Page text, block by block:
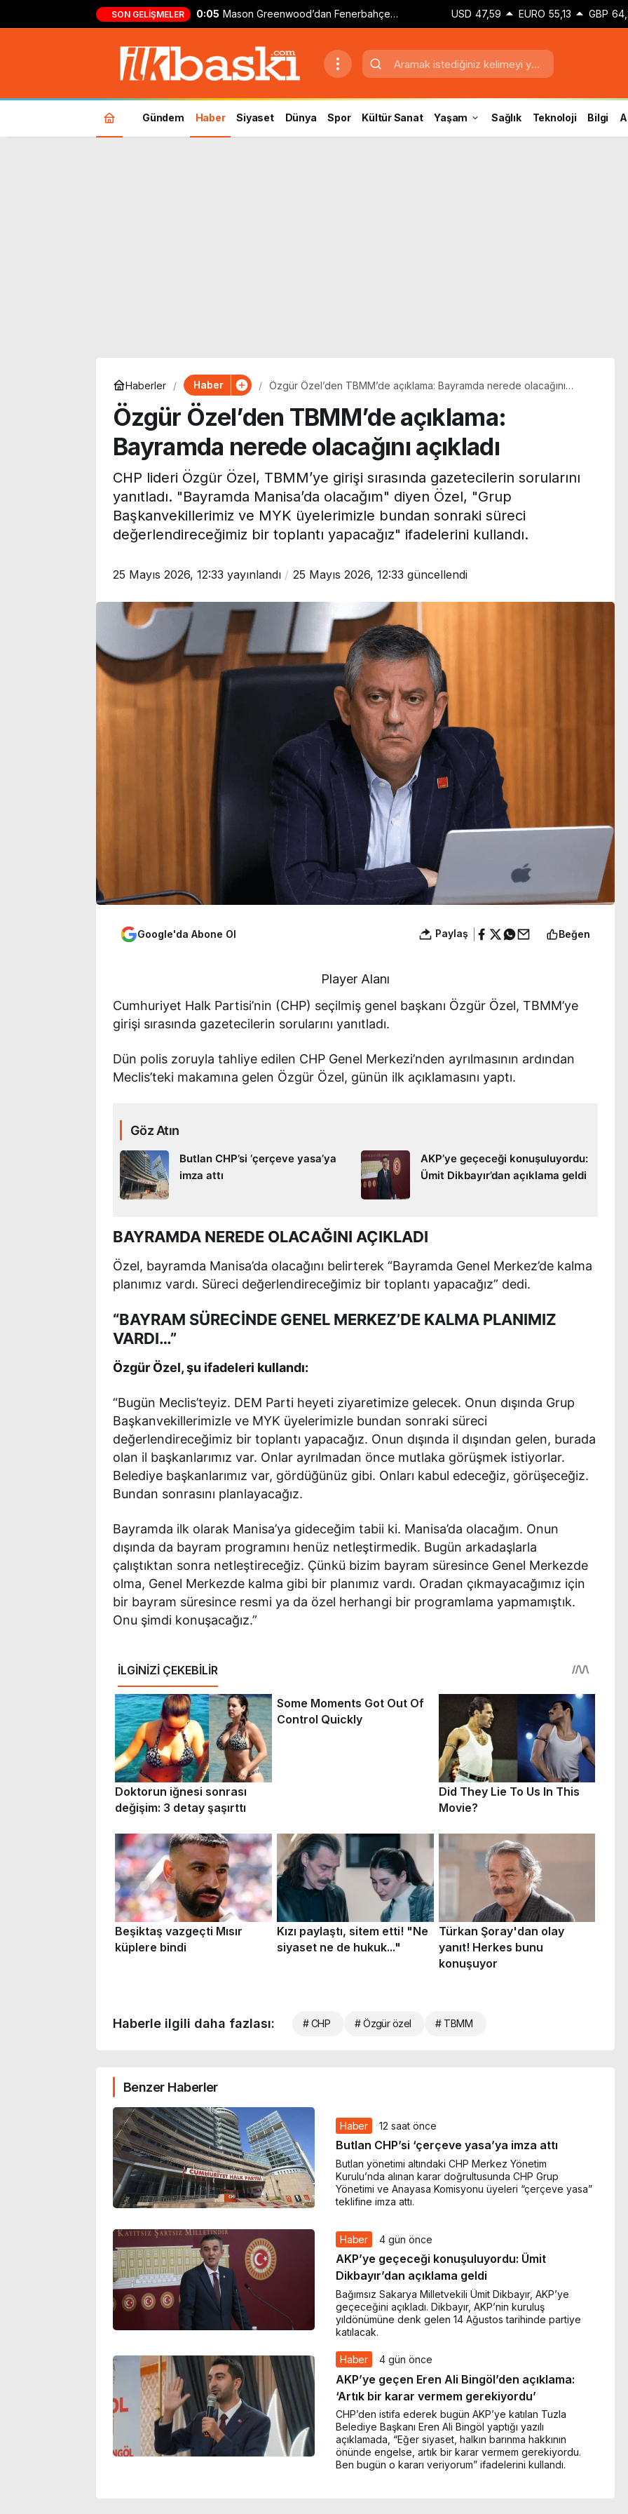
SON GELIŞMELER 0:05 Mason Greenwood’dan Fenerbahçe USD 47,59 EURO 55,13 GBP
Gündem Haber Siyaset Dünya Spor Kültür Sanat Yaşam Sağlık Teknoloji Bilgi
Haberler Haber
Özgür Özel’den TBMM’de açıklama: Bayramda nerede olacağını
Özgür Özel’den TBMM’de açıklama:
Bayramda nerede olacağını açıkladı
CHP lideri Özgür Özel, TBMM’ye girişi sırasında gazetecilerin sorularını
yanıtladı. "Bayramda Manisa’da olacağım" diyen Özel, "Grup
Başkanvekillerimiz ve MYK üyelerimizle bundan sonraki süreci
değerlendireceğimiz bir toplantı yapacağız" ifadelerini kullandı.
25 Mayıs 2026, 12:33 yayınlandı 25 Mayıs 2026, 12:33 güncellendi
Google'da Abone Ol Paylaş Beğen
Player Alanı
Cumhuriyet Halk Partisi’nin (CHP) seçilmiş genel başkanı Özgür Özel, TBMM’ye
girişi sırasında gazetecilerin sorularını yanıtladı.
Dün polis zoruyla tahliye edilen CHP Genel Merkezi’nden ayrılmasının ardından
Meclis’teki makamına gelen Özgür Özel, günün ilk açıklamasını yaptı.
Göz Atın
Butlan CHP’si ‘çerçeve yasa’ya
imza attı
AKP’ye geçeceği konuşuluyordu:
Ümit Dikbayır’dan açıklama geldi
BAYRAMDA NEREDE OLACAĞINI AÇIKLADI
Özel, bayramda Manisa’da olacağını belirterek “Bayramda Genel Merkez’de kalma
planımız vardı. Süreci değerlendireceğimiz bir toplantı yapacağız” dedi.
“BAYRAM SÜRECİNDE GENEL MERKEZ’DE KALMA PLANIMIZ
VARDI…”
Özgür Özel, şu ifadeleri kullandı:
“Bugün Meclis’teyiz. DEM Parti heyeti ziyaretimize gelecek. Onun dışında Grup
Başkanvekillerimizle ve MYK üyelerimizle bundan sonraki süreci
değerlendireceğimiz bir toplantı yapacağız. Onun dışında il dışından gelen, burada
olan il başkanlarımız var. Onlar ayrılmadan önce mutlaka görüşmek istiyorlar.
Belediye başkanlarımız var, gördüğünüz gibi. Onları kabul edeceğiz, görüşeceğiz.
Bundan sonrasını planlayacağız.
Bayramda ilk olarak Manisa’ya gideceğim tabii ki. Manisa’da olacağım. Onun
dışında da bayram programını henüz netleştirmedik. Bugün arkadaşlarla
çalıştıktan sonra netleştireceğiz. Çünkü bizim bayram süresince Genel Merkezde
olma, Genel Merkezde kalma gibi bir planımız vardı. Oradan çıkmayacağımız için
bir bayram süresince resmi ya da özel herhangi bir programlama yapmamıştık.
Onu şimdi konuşacağız.”
Haberle ilgili daha fazlası: # CHP # Özgür özel # TBMM
Benzer Haberler
Haber 12 saat önce
Butlan CHP’si ‘çerçeve yasa’ya imza attı
Butlan yönetimi altındaki CHP Merkez Yönetim
Kurulu’nda alınan karar doğrultusunda CHP Grup
Yönetimi ve Anayasa Komisyonu üyeleri “çerçeve yasa”
teklifine imza attı.
Haber 4 gün önce
AKP’ye geçeceği konuşuluyordu: Ümit
Dikbayır’dan açıklama geldi
Bağımsız Sakarya Milletvekili Ümit Dikbayır, AKP’ye
geçeceğini açıkladı. Dikbayır, AKP’nin kuruluş
yıldönümüne denk gelen 14 Ağustos tarihinde partiye
katılacak.
Haber 4 gün önce
AKP’ye geçen Eren Ali Bingöl’den açıklama:
‘Artık bir karar vermem gerekiyordu’
CHP’den istifa ederek bugün AKP’ye katılan Tuzla
Belediye Başkanı Eren Ali Bingöl yaptığı yazılı
açıklamada, “Eğer siyaset, halkın barınma hakkının
önünde engelse, artık bir karar vermem gerekiyordu.
Ben bugün o kararı veriyorum” ifadelerini kullandı.
Ceylan duyurdu:
Parti’nin bağış
son
belli oldu
Galatasaray’ın
gündemindeki
Batrakov’dan transfer
açıklaması
Menderes Belediye
Başkan Yardımcısı
Rüzgar Sönmez